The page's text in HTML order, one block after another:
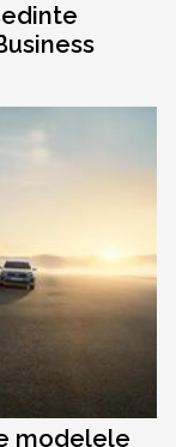
modelele